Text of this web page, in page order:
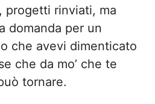
progetti rinviati, ma
domanda per un
che avevi dimenticato
che da mo’ che te
tornare.